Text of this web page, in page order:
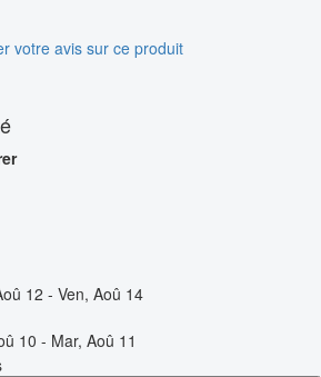
votre avis sur ce produit
12 - Ven, Aoû 14
10 - Mar, Aoû 11